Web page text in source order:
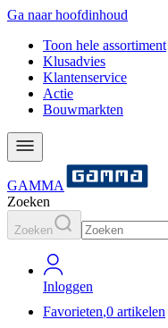
Ga naar hoofdinhoud
Toon hele assortiment
Klusadvies
Klantenservice
Actie
Bouwmarkten
GAMMA
Zoeken
Zoeken
Inloggen
Favorieten,0 artikelen